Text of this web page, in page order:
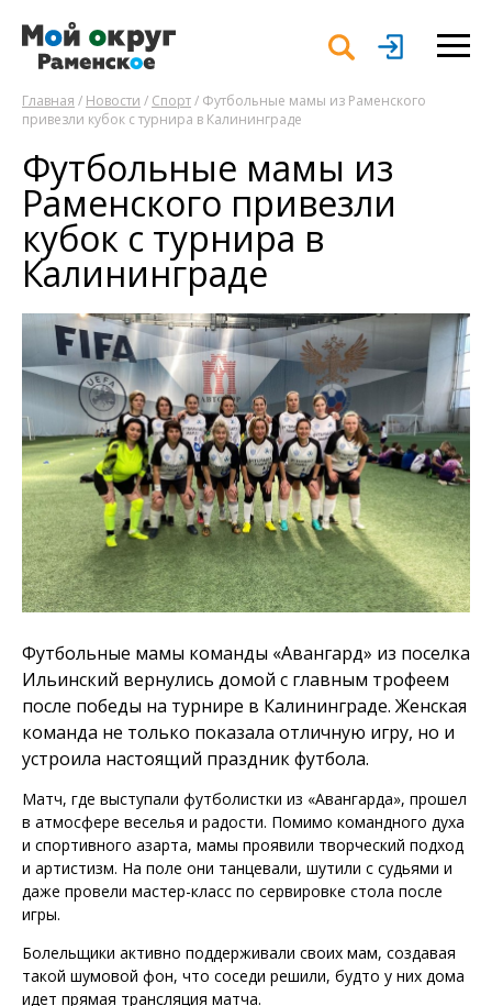
Главная / Новости / Спорт/ Футбольные мамы из Раменского
привезли кубок с турнира в Калининграде
Футбольные мамы из
Раменского привезли
кубок с турнира в
Калининграде
Футбольные мамы команды «Авангард» из поселка
Ильинский вернулись домой с главным трофеем
после победы на турнире в Калининграде. Женская
команда не только показала отличную игру, но и
устроила настоящий праздник футбола.
Матч, где выступали футболистки из «Авангарда», прошел
в атмосфере веселья и радости. Помимо командного духа
и спортивного азарта, мамы проявили творческий подход
и артистизм. На поле они танцевали, шутили с судьями и
даже провели мастер-класс по сервировке стола после
игры.
Болельщики активно поддерживали своих мам, создавая
такой шумовой фон, что соседи решили, будто у них дома
идет прямая трансляция матча.